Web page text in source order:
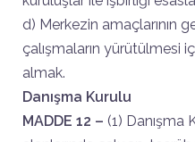
d) Merkezin amaçlarının
çalışmaların yürütülmesi
almak.
Danışma Kurulu
MADDE 12 – (1) Danışma